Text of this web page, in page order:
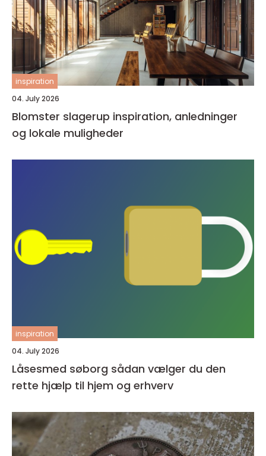
inspiration
04. July 2026
Blomster slagerup inspiration, anledninger
og lokale muligheder
inspiration
04. July 2026
Låsesmed søborg sådan vælger du den
rette hjælp til hjem og erhverv